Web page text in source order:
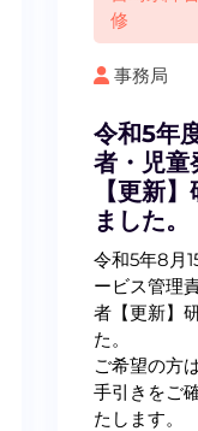
修
事務局
令和5年
者・児童
【更新
ました。
令和5年8月
ービス管理
者【更新】
た。
ご希望の方
手引きをご
たします。